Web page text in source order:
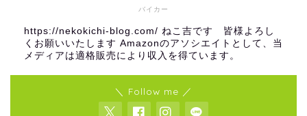
バイカー
https://nekokichi-blog.com/ ねこ吉です 皆様よろし
くお願いいたします Amazonのアソシエイトとして、当
メディアは適格販売により収入を得ています。
＼ Follow me ／